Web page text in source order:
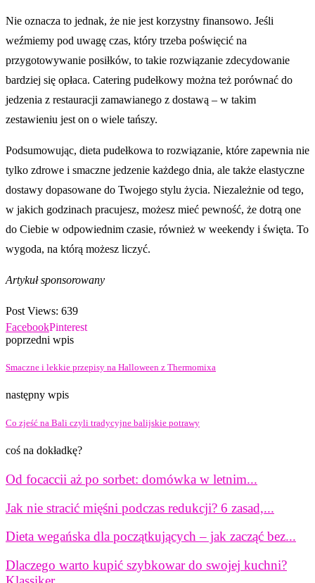
Nie oznacza to jednak, że nie jest korzystny finansowo. Jeśli
weźmiemy pod uwagę czas, który trzeba poświęcić na
przygotowywanie posiłków, to takie rozwiązanie zdecydowanie
bardziej się opłaca. Catering pudełkowy można też porównać do
jedzenia z restauracji zamawianego z dostawą – w takim
zestawieniu jest on o wiele tańszy.
Podsumowując, dieta pudełkowa to rozwiązanie, które zapewnia nie
tylko zdrowe i smaczne jedzenie każdego dnia, ale także elastyczne
dostawy dopasowane do Twojego stylu życia. Niezależnie od tego,
w jakich godzinach pracujesz, możesz mieć pewność, że dotrą one
do Ciebie w odpowiednim czasie, również w weekendy i święta. To
wygoda, na którą możesz liczyć.
Artykuł sponsorowany
Post Views: 639
FacebookPinterest
poprzedni wpis
Smaczne i lekkie przepisy na Halloween z Thermomixa
następny wpis
Co zjeść na Bali czyli tradycyjne balijskie potrawy
coś na dokładkę?
Od focaccii aż po sorbet: domówka w letnim...
Jak nie stracić mięśni podczas redukcji? 6 zasad,...
Dieta wegańska dla początkujących – jak zacząć bez...
Dlaczego warto kupić szybkowar do swojej kuchni?